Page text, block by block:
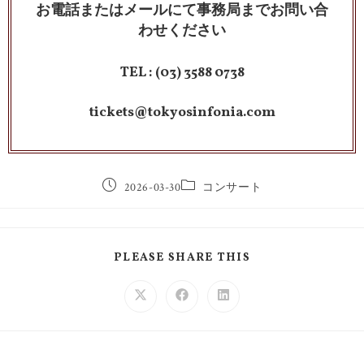
お電話またはメールにて事務局までお問い合
わせください
TEL : (03) 3588 0738
tickets@tokyosinfonia.com
2026-03-30 コンサート
PLEASE SHARE THIS